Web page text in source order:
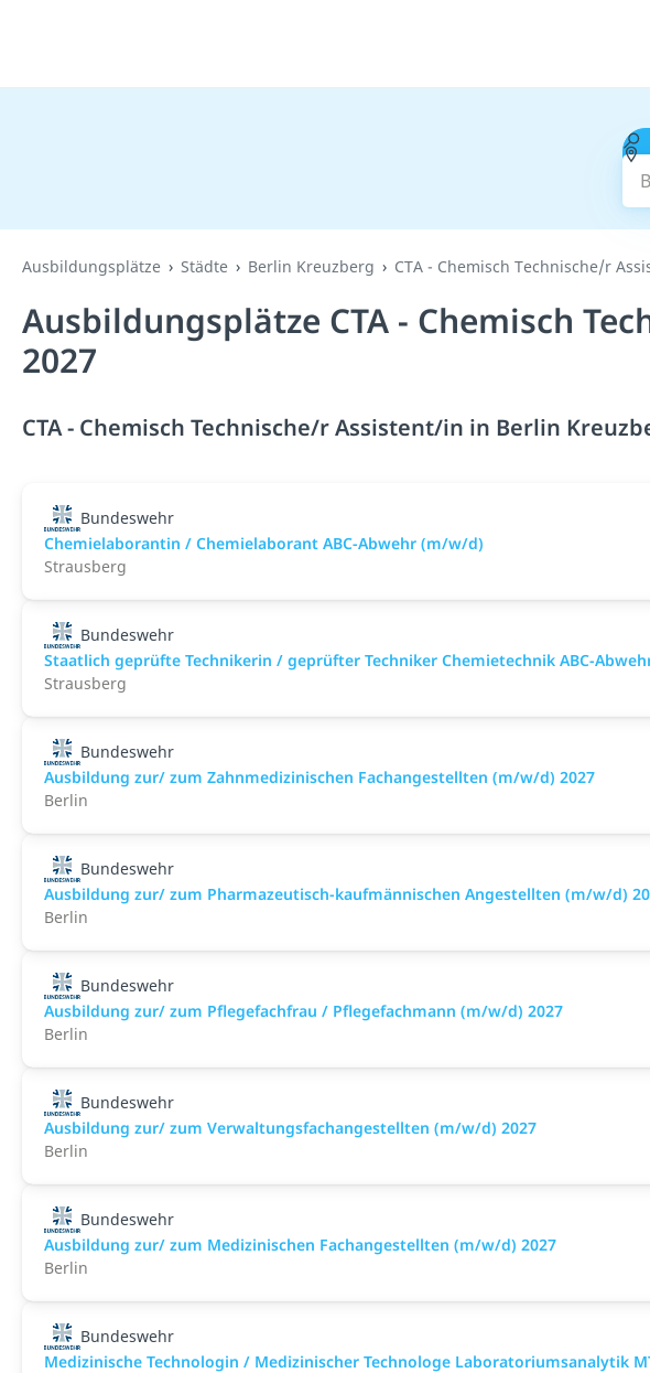
Ausbildungsplätze Städte Berlin Kreuzberg CTA - Chemisch Technische/r
Ausbildungsplätze CTA - Chemisch
2027
CTA - Chemisch Technische/r Assistent/in in Berlin
Bundeswehr
Chemielaborantin / Chemielaborant ABC-Abwehr (m/w/d)
Strausberg
Bundeswehr
Staatlich geprüfte Technikerin / geprüfter Techniker Chemietechnik ABC-
Strausberg
Bundeswehr
Ausbildung zur/ zum Zahnmedizinischen Fachangestellten (m/w/d) 2027
Berlin
Bundeswehr
Ausbildung zur/ zum Pharmazeutisch-kaufmännischen Angestellten (m/w/d)
Berlin
Bundeswehr
Ausbildung zur/ zum Pflegefachfrau / Pflegefachmann (m/w/d) 2027
Berlin
Bundeswehr
Ausbildung zur/ zum Verwaltungsfachangestellten (m/w/d) 2027
Berlin
Bundeswehr
Ausbildung zur/ zum Medizinischen Fachangestellten (m/w/d) 2027
Berlin
Bundeswehr
Medizinische Technologin / Medizinischer Technologe Laboratoriumsanalytik